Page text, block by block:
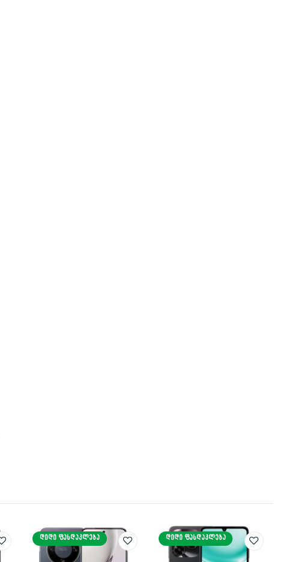
ᲓᲘᲓᲘ ᲤᲐᲡᲓᲐᲙᲚᲔᲑᲐ ᲓᲘᲓᲘ ᲤᲐᲡᲓᲐᲙᲚᲔᲑᲐ